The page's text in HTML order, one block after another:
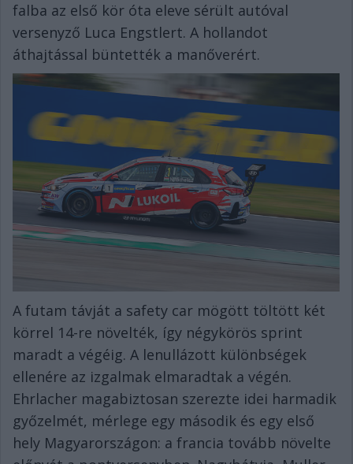
falba az első kör óta eleve sérült autóval
versenyző Luca Engstlert. A hollandot
áthajtással büntették a manőverért.
A futam távját a safety car mögött töltött két
körrel 14-re növelték, így négykörös sprint
maradt a végéig. A lenullázott különbségek
ellenére az izgalmak elmaradtak a végén.
Ehrlacher magabiztosan szerezte idei harmadik
győzelmét, mérlege egy második és egy első
hely Magyarországon: a francia tovább növelte